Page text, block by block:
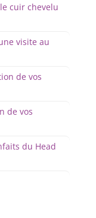
cuir chevelu
visite au
de vos
de vos
du Head